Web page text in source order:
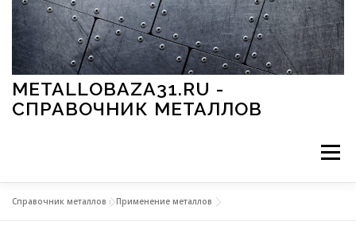
Перейти к содержимому
METALLOBAZA31.RU -
СПРАВОЧНИК МЕТАЛЛОВ
Меню
Справочник металлов »Применение металлов